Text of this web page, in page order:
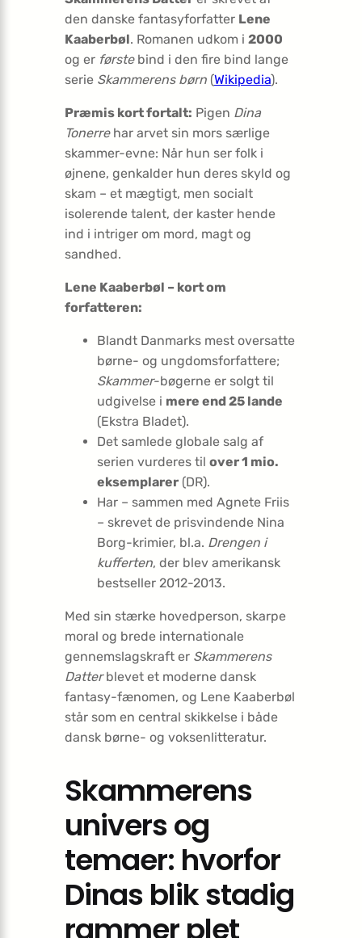
den danske fantasyforfatter Lene
Kaaberbøl. Romanen udkom i 2000
og er førstebind i den fire bind lange
serie Skammerens børn (Wikipedia).
Præmis kort fortalt: Pigen Dina
Tonerrehar arvet sin mors særlige
skammer-evne: Når hun ser folk i
øjnene, genkalder hun deres skyld og
skam – et mægtigt, men socialt
isolerende talent, der kaster hende
ind i intriger om mord, magt og
sandhed.
Lene Kaaberbøl – kort om
forfatteren:
Blandt Danmarks mest oversatte
børne- og ungdomsforfattere;
Skammer-bøgerne er solgt til
udgivelse i mere end 25 lande
(Ekstra Bladet).
Det samlede globale salg af
serien vurderes til over 1 mio.
eksemplarer (DR).
Har – sammen med Agnete Friis
– skrevet de prisvindende Nina
Borg-krimier, bl.a. Drengen i
kufferten, der blev amerikansk
bestseller 2012-2013.
Med sin stærke hovedperson, skarpe
moral og brede internationale
gennemslagskraft er Skammerens
Datterblevet et moderne dansk
fantasy-fænomen, og Lene Kaaberbøl
står som en central skikkelse i både
dansk børne- og voksenlitteratur.
Skammerens
univers og
temaer: hvorfor
Dinas blik stadig
rammer plet